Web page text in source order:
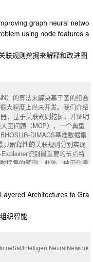
(TPA) cross sections, T
crossing (ISC) energies, tox
solubility, boiling poi
values are computed using a
theory (DFT), semi-empiric
and neural-network p
tune the open-source Qwen
AI assistant capable
Benchmarking on 3000 unsee
that domain-specific
GPT-4o, Llama-3.1-70B, a
for TPA and ISC predictions
200K and the correspondin
platform for high-throughp
discovery of photo
branch network. Numerical r
diffusion and vortex-shedding
effectively learning the dyn
geometries, also in comparis
environments remains a cr
coupled GNSS/IMU fusion
non-Gaussian noise and o
graph-based fusion frame
measurements with IMU
loss, a general robust lo
a single tunable para
GNSS measurements, our
method is implemented in a
on the UrbanNav dataset. T
by up to 41% relative to st
over extended Kalm
These results hig
the resilience of GNSS/IMU
environments.
graph neural netwo
using node features a
联规则挖掘来解释和改进图
）的算法来解决基于图的组合
大程度上尚未开发。我们介绍
，基于关联规则挖掘，并证明
团问题（MCP），一个典型
DIMACS基准数据集
解释性的关联规则分别实现
识别最重要的节点特
据集的预测。此外，使用信息
based algorithms have been
optimization problems (COP
largely undeveloped. W
level explainer based on as
predictions of the hybrid g
clique problem (MCP), a
most explanatory associati
high median lift and confid
Architectures to Gra
织智能
IntelligentNeuralNetwork